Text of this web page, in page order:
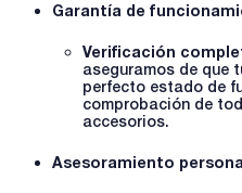
Garantía de
Verificación
aseguramos de que
perfecto estado de
comprobación de
accesorios.
Asesoramiento